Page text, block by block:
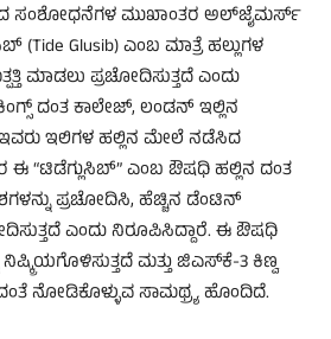
ಸಂಶೋಧನೆಗಳ ಮುಖಾಂತರ ಅಲ್‍ಜೈಮರ್ಸ್
(Tide Glusib) ಎಂಬ ಮಾತ್ರೆ ಹಲ್ಲುಗಳ
ಮಾಡಲು ಪ್ರಚೋದಿಸುತ್ತದೆ ಎಂದು
ದಂತ ಕಾಲೇಜ್, ಲಂಡನ್ ಇಲ್ಲಿನ
ಇಲಿಗಳ ಹಲ್ಲಿನ ಮೇಲೆ ನಡೆಸಿದ
“ಟಿಡೆಗ್ಲುಸಿಬ್” ಎಂಬ ಔಷಧಿ ಹಲ್ಲಿನ ದಂತ
ಪ್ರಚೋದಿಸಿ, ಹೆಚ್ಚಿನ ಡೆಂಟಿನ್
ಎಂದು ನಿರೂಪಿಸಿದ್ದಾರೆ. ಈ ಔಷಧಿ
ಮತ್ತು ಜಿಎಸ್‍ಕೆ-3 ಕಿಣ್ವ
ನೋಡಿಕೊಳ್ಳುವ ಸಾಮಥ್ರ್ಯ ಹೊಂದಿದೆ.